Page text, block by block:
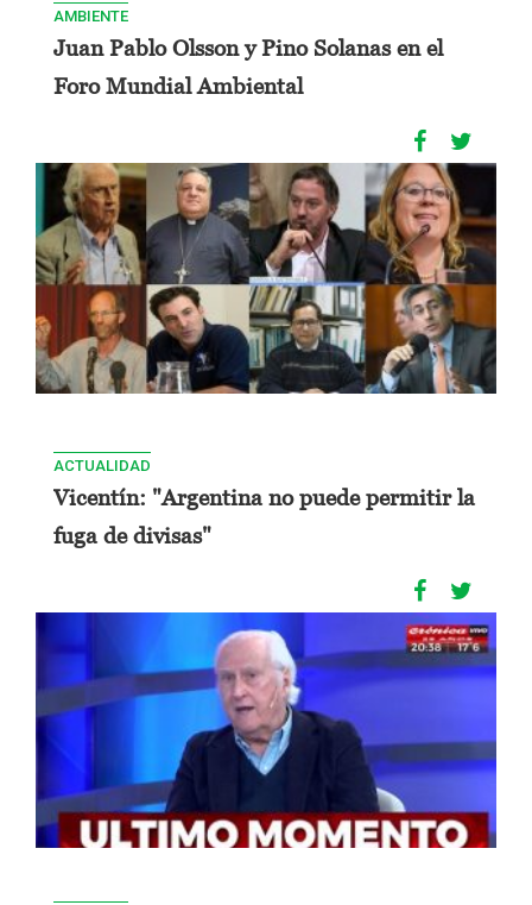
AMBIENTE
Juan Pablo Olsson y Pino Solanas en el
Foro Mundial Ambiental
ACTUALIDAD
Vicentín: "Argentina no puede permitir la
fuga de divisas"